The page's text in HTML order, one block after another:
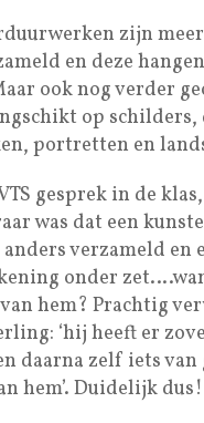
zijn
en deze
ook nog verder
op schilders,
portretten en
gesprek in de
was dat een
verzameld en
onder
hem? Prachtig
‘hij heeft er
daarna zelf iets
hem’. Duidelijk dus!